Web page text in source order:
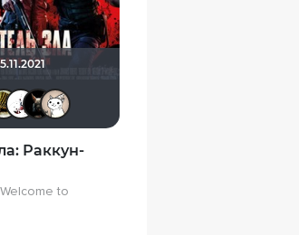
umka27
BacuJiu4
Раккун-
to